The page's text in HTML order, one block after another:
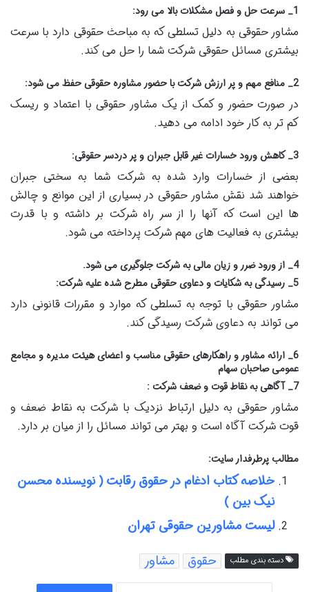
1_ سرعت حل و فصل مشکلات بالا می رود:
مشاور حقوقی به دلیل تسلطی که به مباحث حقوقی دارد با سرعت
بیشتری مسائل حقوقی شرکت شما را حل می کند.
2_ منافع مهم و پر ارزش شرکت با حضور مشاوره حقوقی حفظ می شود:
در صورت حضور و کمک از یک مشاور حقوقی با اعتماد و ریسک
کم تر به کار خود ادامه می دهید.
3_ کاهش ورود خسارات غیر قابل جبران و پر دردسر حقوقی:
بعضی از خسارات وارد شده به شرکت شما به سختی جبران
خواهند شد نقش مشاور حقوقی در بسیاری از این موانع و چالش
ها این است که آنها را از سر راه شرکت بر داشته و با قدرت
بیشتری به فعالیت های مهم شرکت پرداخته می شود.
4_ از ورود ضرر و زیان مالی به شرکت جلوگیری می شود.
5_ رسیدگی به شکایات و دعاوی حقوقی مطرح شده علیه شرکت:
مشاور حقوقی با توجه به تسلطی که موارد و مقررات قانونی دارد
می تواند به دعاوی شرکت رسیدگی کند.
6_ ارائه مشاور و راهکارهای حقوقی مناسب و اعضای هیئت مدیره و مجامع
عمومی صاحبان سهام
7_ آگاهی به نقاط قوت و ضعف شرکت :
مشاور حقوقی به دلیل ارتباط نزدیک با شرکت به نقاط ضعف و
قوت شرکت آگاه است و بهتر می تواند مسائل را از میان بر دارد.
مطالب پرطرفدار سایت:
خلاصه کتاب ادغام در حقوق رقابت ( نویسنده محسن
نیک بین )
لیست مشاورین حقوقی تهران
دسته بندی مطلب حقوق مشاور